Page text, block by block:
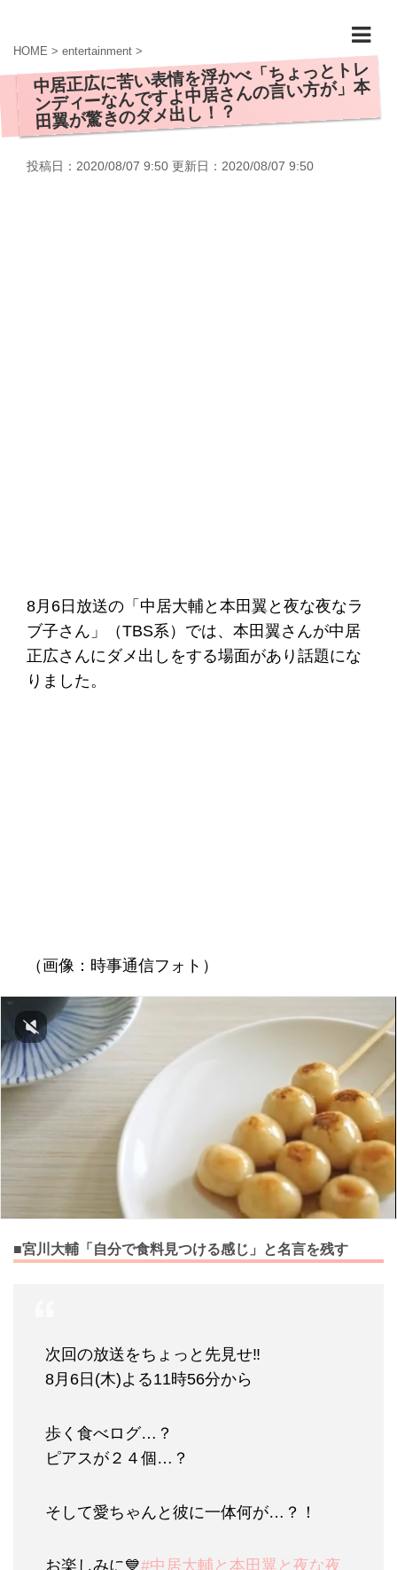
HOME > entertainment >
中居正広に苦い表情を浮かべ「ちょっとトレ
ンディーなんですよ中居さんの言い方が」本
田翼が驚きのダメ出し！？
投稿日：2020/08/07 9:50 更新日： 2020/08/07 9:50
8月6日放送の「中居大輔と本田翼と夜な夜なラ
ブ子さん」（TBS系）では、本田翼さんが中居
正広さんにダメ出しをする場面があり話題にな
りました。
（画像：時事通信フォト）
■宮川大輔「自分で食料見つける感じ」と名言を残す
次回の放送をちょっと先見せ‼
8月6日(木)よる11時56分から
歩く食べログ…？
ピアスが２４個…？
そして愛ちゃんと彼に一体何が…？！
お楽しみに💙#中居大輔と本田翼と夜な夜